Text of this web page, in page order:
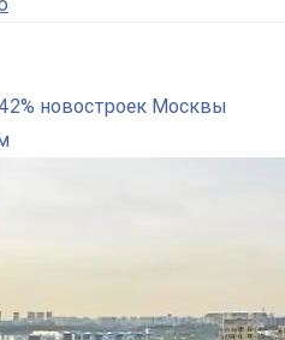
новостроек Москвы